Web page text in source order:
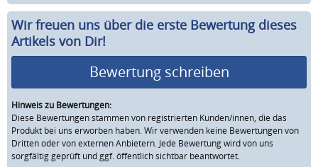
Wir freuen uns über die erste Bewertung dieses
Artikels von Dir!
Bewertung schreiben
Hinweis zu Bewertungen:
Diese Bewertungen stammen von registrierten Kunden/innen, die das
Produkt bei uns erworben haben. Wir verwenden keine Bewertungen von
Dritten oder von externen Anbietern. Jede Bewertung wird von uns
sorgfältig geprüft und ggf. öffentlich sichtbar beantwortet.